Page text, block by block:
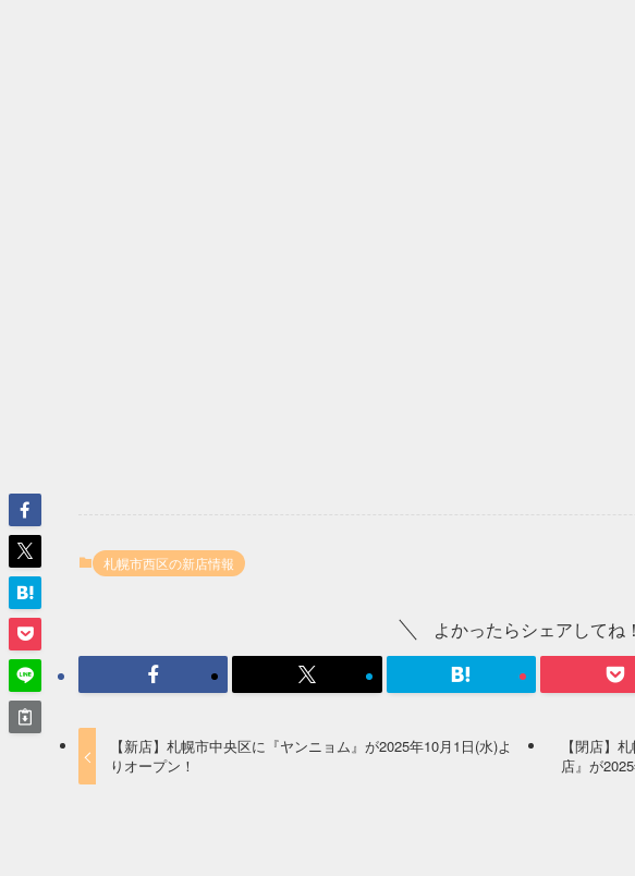
札幌市西区の新店情報
よかったらシェアしてね！
【新店】札幌市中央区に『ヤンニョム』が2025年10月1日(水)よ
りオープン！
【閉店】
店』が